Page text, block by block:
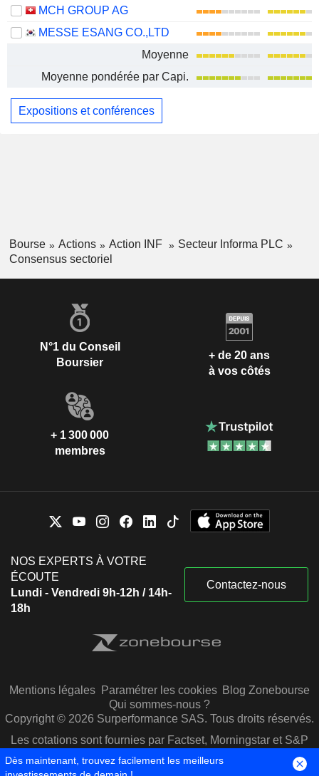
MCH GROUP AG
MESSE ESANG CO.,LTD
Moyenne
Moyenne pondérée par Capi.
Expositions et conférences
Bourse Actions Action INF
Secteur Informa PLC
Consensus sectoriel
N°1 du Conseil
Boursier
+ de 20 ans
à vos côtés
+ 1 300 000
membres
NOS EXPERTS À VOTRE
ÉCOUTE
Lundi - Vendredi 9h-12h / 14h-
18h
Contactez-nous
Mentions légales Paramétrer les cookies Blog Zonebourse
Qui sommes-nous ?
Copyright © 2026 Surperformance SAS. Tous droits réservés.
Les cotations sont fournies par Factset, Morningstar et S&P
Capital IQ
Dès maintenant, trouvez facilement les meilleurs